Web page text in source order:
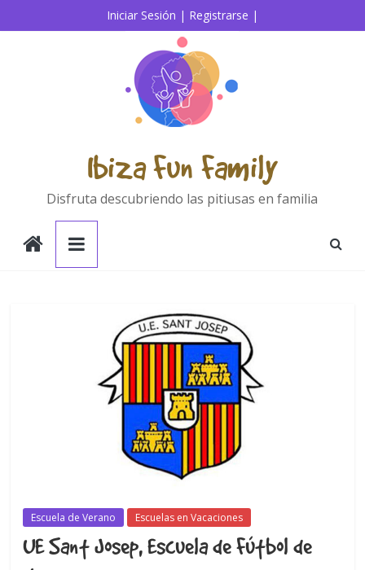
al
Iniciar Sesión | Registrarse |
Ibiza Fun Family
Disfruta descubriendo las pitiusas en familia
Escuela de Verano Escuelas en Vacaciones
UE Sant Josep, Escuela de Fútbol de